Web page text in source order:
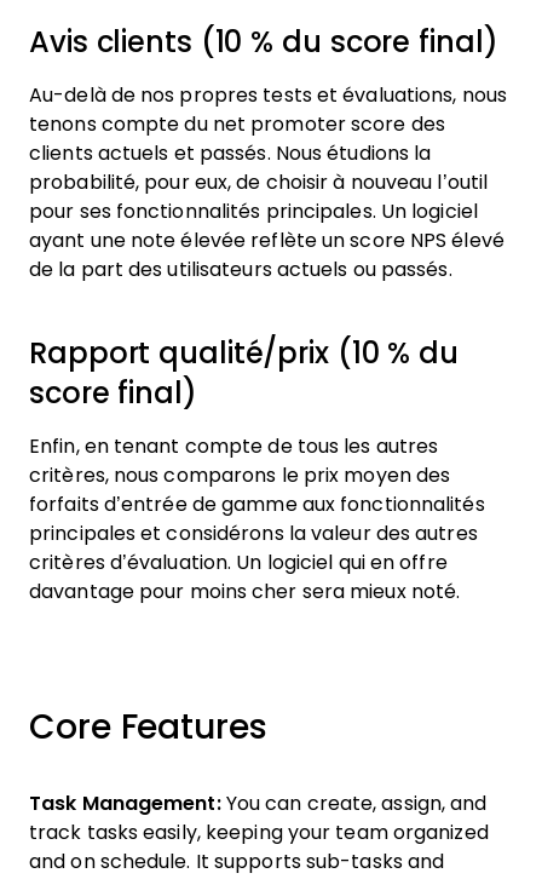
Avis clients (10 % du score final)
Au-delà de nos propres tests et évaluations, nous
tenons compte du net promoter score des
clients actuels et passés. Nous étudions la
probabilité, pour eux, de choisir à nouveau l’outil
pour ses fonctionnalités principales. Un logiciel
ayant une note élevée reflète un score NPS élevé
de la part des utilisateurs actuels ou passés.
Rapport qualité/prix (10 % du
score final)
Enfin, en tenant compte de tous les autres
critères, nous comparons le prix moyen des
forfaits d’entrée de gamme aux fonctionnalités
principales et considérons la valeur des autres
critères d’évaluation. Un logiciel qui en offre
davantage pour moins cher sera mieux noté.
Core Features
Task Management:You can create, assign, and
track tasks easily, keeping your team organized
and on schedule. It supports sub-tasks and